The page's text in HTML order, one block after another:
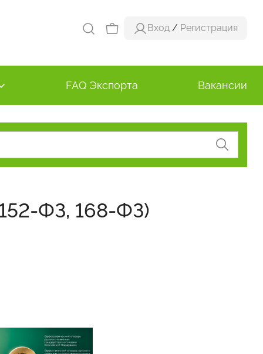
Вход / Регистрация
FAQ Экспорта Вакансии
ФЗ, 168-ФЗ)